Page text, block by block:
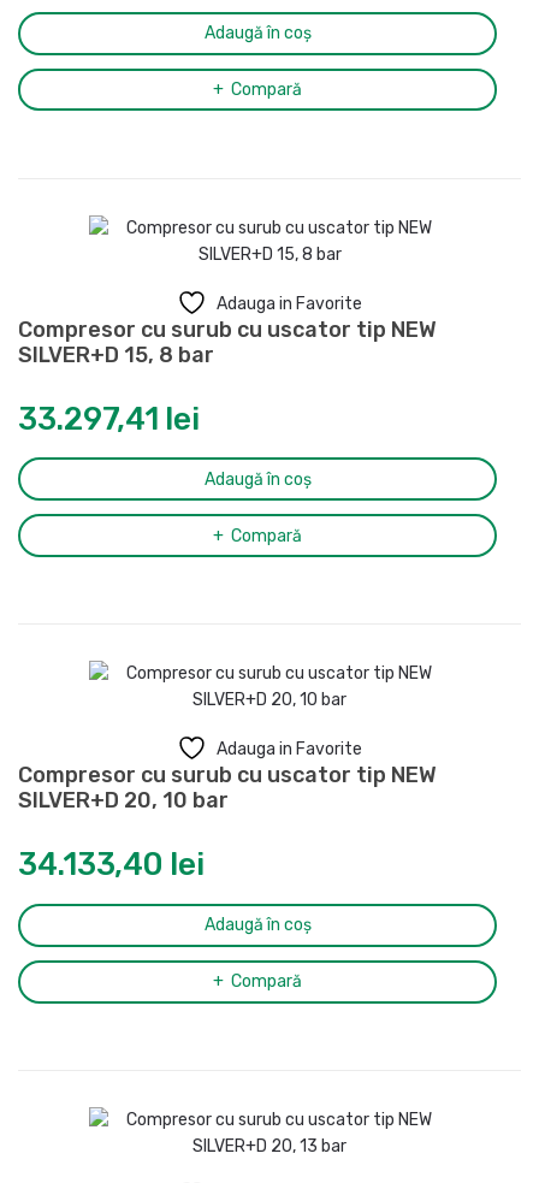
Adaugă în coș
Compară
Adauga in Favorite
Compresor cu surub cu uscator tip NEW
SILVER+D 15, 8 bar
33.297,41 lei
Adaugă în coș
Compară
Adauga in Favorite
Compresor cu surub cu uscator tip NEW
SILVER+D 20, 10 bar
34.133,40 lei
Adaugă în coș
Compară